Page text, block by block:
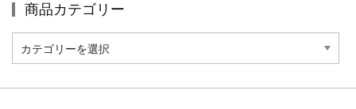
商品カテゴリー
品
カ